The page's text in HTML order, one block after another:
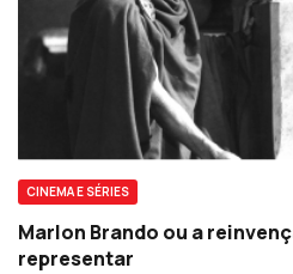
CINEMA E SÉRIES
Marlon Brando ou a
representar